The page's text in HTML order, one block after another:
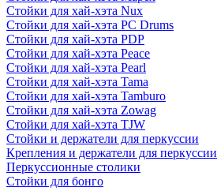
Стойки для хай-хэта Nux
Стойки для хай-хэта PC Drums
Стойки для хай-хэта PDP
Стойки для хай-хэта Peace
Стойки для хай-хэта Pearl
Стойки для хай-хэта Tama
Стойки для хай-хэта Tamburo
Стойки для хай-хэта Zowag
Стойки для хай-хэта TJW
Стойки и держатели для перкуссии
Крепления и держатели для перкуссии
Перкуссионные столики
Стойки для бонго